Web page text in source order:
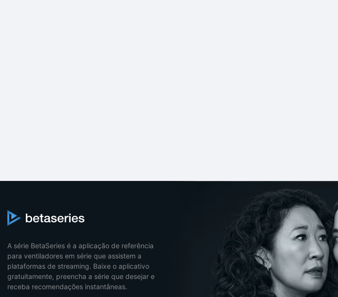
A série BetaSeries é a aplicação de referência
para ventiladores em série que assistem a
plataformas de streaming. Baixe o aplicativo
gratuitamente, preencha a série que desejar e
receba recomendações instantâneas.